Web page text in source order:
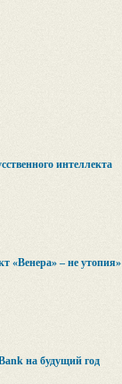
интеллекта
«Венера» – не утопия»
на будущий год